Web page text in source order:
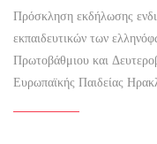
Πρόσκληση εκδήλωσης
εκπαιδευτικών των
Πρωτοβάθμιου και
Ευρωπαϊκής Παιδείας